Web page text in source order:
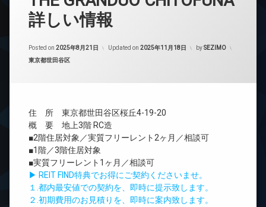
詳しい情報
Posted on 2025年8月21日 Updated on 2025年11月18日 bySEZIMO
カテゴリー:
東京都世田谷区
住 所 東京都世田谷区桜丘4-19-20
概 要 地上3階 RC造
■2階住居対象／実質フリーレント2ヶ月／相談可
■1階／3階住居対象
■実質フリーレント1ヶ月／相談可
▶ REIT FIND特典でお得にご契約くださいませ。
１.都内最安値での契約を、即時に提示致します。
２.初期費用のお見積りを、即時に案内致します。